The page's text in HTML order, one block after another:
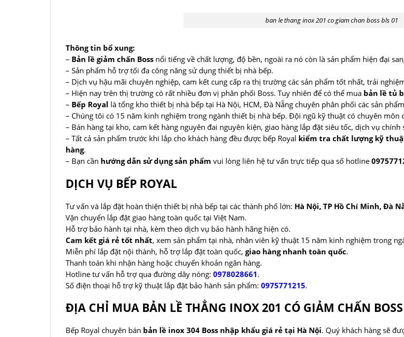
ban le thang inox 201 co giam chan boss bls 01
Thông tin bổ xung:
– Bản lề giảm chấn Boss nổi tiếng về chất lượng, độ bền, ngoài ra nó còn là sản phẩm hiện đại
– Sản phẩm hỗ trợ tối đa công năng sử dụng thiết bị nhà bếp.
– Dịch vụ hậu mãi chuyên nghiệp, cam kết cung cấp ra thị trường các sản phẩm tốt nhất, trải
– Hiện nay trên thị trường có rất nhiều đơn vị phân phối Boss. Tuy nhiên để có thể mua bản lề tủ
– Bếp Royal là tổng kho thiết bị nhà bếp tại Hà Nội, HCM, Đà Nẵng chuyên phân phối các sản phẩm
– Chúng tôi có 15 năm kinh nghiệm trong ngành thiết bị nhà bếp. Đội ngũ kỹ thuật có chuyên môn
– Bán hàng tại kho, cam kết hàng nguyên đai nguyên kiện, giao hàng lắp đặt siêu tốc, dịch vụ
– Tất cả sản phẩm trước khi lắp cho khách hàng đều được bếp Royal kiểm tra chất lượng kỹ
hàng.
– Bạn cần hướng dẫn sử dụng sản phẩm vui lòng liên hệ tư vấn trực tiếp qua số hotline
DỊCH VỤ BẾP ROYAL
Tư vấn và lắp đặt hoàn thiện thiết bị nhà bếp tại các thành phố lớn: Hà Nội, TP Hồ Chí Minh, Đà
Vận chuyển lắp đặt giao hàng toàn quốc tại Việt Nam.
Hỗ trợ bảo hành tại nhà, kèm theo dịch vụ bảo hành hãng hiện có.
Cam kết giá rẻ tốt nhất, xem sản phẩm tại nhà, nhân viên kỹ thuật 15 năm kinh nghiệm trong
Miễn phí lắp đặt nội thành, hỗ trợ lắp đặt toàn quốc, giao hàng nhanh toàn quốc.
Thanh toán khi nhận hàng hoặc chuyển khoản ngân hàng.
Hotline tư vấn hỗ trợ qua đường dây nóng: 0978028661.
Số điện thoại hỗ trợ kỹ thuật lắp đặt bảo hành sản phẩm: 0975771215.
ĐỊA CHỈ MUA BẢN LỀ THẲNG INOX 201 CÓ GIẢM CHẤN
Bếp Royal chuyên bán bản lề inox 304 Boss nhập khẩu giá rẻ tại Hà Nội. Quý khách hàng sẽ